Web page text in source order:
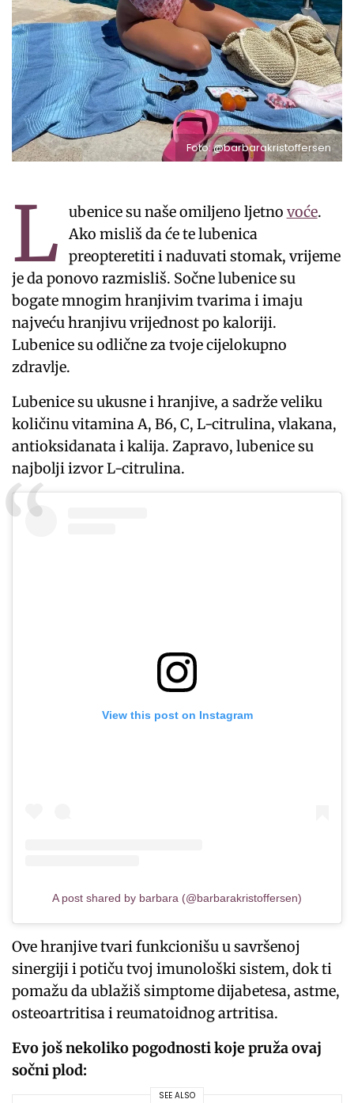
Foto: @barbarakristoffersen
L ubenice su naše omiljeno ljetno voće.
Ako misliš da će te lubenica
preopteretiti i naduvati stomak, vrijeme
je da ponovo razmisliš. Sočne lubenice su
bogate mnogim hranjivim tvarima i imaju
najveću hranjivu vrijednost po kaloriji.
Lubenice su odlične za tvoje cijelokupno
zdravlje.
Lubenice su ukusne i hranjive, a sadrže veliku
količinu vitamina A, B6, C, L-citrulina, vlakana,
antioksidanata i kalija. Zapravo, lubenice su
najbolji izvor L-citrulina.
View this post on Instagram
A post shared by barbara (@barbarakristoffersen)
Ove hranjive tvari funkcionišu u savršenoj
sinergiji i potiču tvoj imunološki sistem, dok ti
pomažu da ublažiš simptome dijabetesa, astme,
osteoartritisa i reumatoidnog artritisa.
Evo još nekoliko pogodnosti koje pruža ovaj
sočni plod:
SEE ALSO